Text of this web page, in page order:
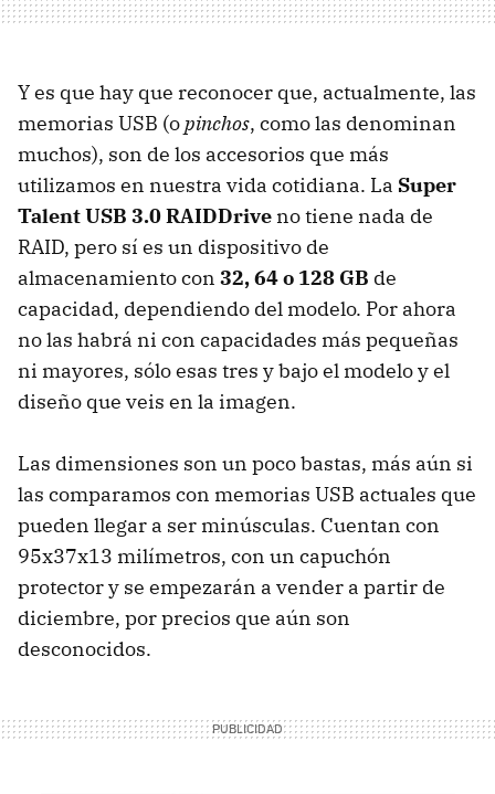
Y es que hay que reconocer que, actualmente, las
memorias USB (opinchos, como las denominan
muchos), son de los accesorios que más
utilizamos en nuestra vida cotidiana. La Super
Talent USB 3.0 RAIDDrive no tiene nada de
RAID, pero sí es un dispositivo de
almacenamiento con 32, 64 o 128 GB de
capacidad, dependiendo del modelo. Por ahora
no las habrá ni con capacidades más pequeñas
ni mayores, sólo esas tres y bajo el modelo y el
diseño que veis en la imagen.
Las dimensiones son un poco bastas, más aún si
las comparamos con memorias USB actuales que
pueden llegar a ser minúsculas. Cuentan con
95x37x13 milímetros, con un capuchón
protector y se empezarán a vender a partir de
diciembre, por precios que aún son
desconocidos.